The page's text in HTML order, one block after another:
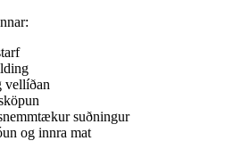
vellíðan
suðningur
og innra mat